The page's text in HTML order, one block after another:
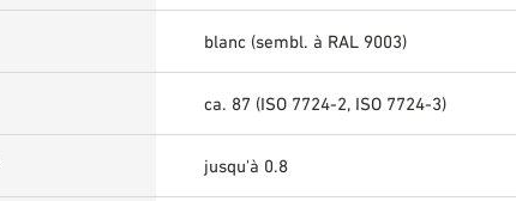
blanc (sembl. à RAL 9003)
ca. 87 (ISO 7724-2, ISO 7724-3)
jusqu'à 0.8